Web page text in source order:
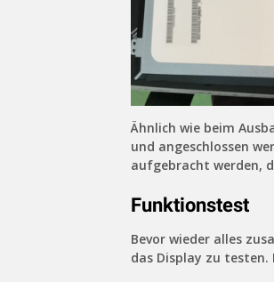
Ähnlich wie beim
und angeschlossen
aufgebracht werden,
Funktionstest
Bevor wieder alles
das Display zu testen.